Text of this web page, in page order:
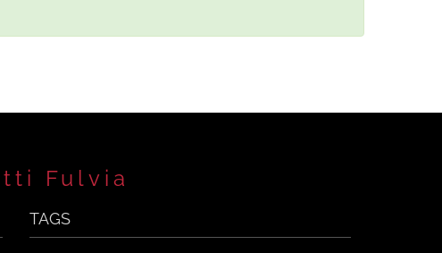
Fulvia
TAGS